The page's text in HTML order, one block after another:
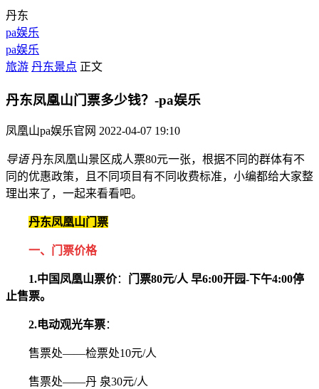
丹东
pa娱乐
pa娱乐
旅游 丹东景点 正文
丹东凤凰山门票多少钱？-pa娱乐
凤凰山pa娱乐官网 2022-04-07 19:10
导语丹东凤凰山景区成人票80元一张，根据不同的群体有不
同的优惠政策，且不同项目有不同收费标准，小编都给大家整
理出来了，一起来看看吧。
丹东凤凰山门票
一、门票价格
1.中国凤凰山票价： 门票80元/人 早6:00开园-下午4:00停
止售票。
2.电动观光车票：
售票处——检票处10元/人
售票处——丹 泉30元/人